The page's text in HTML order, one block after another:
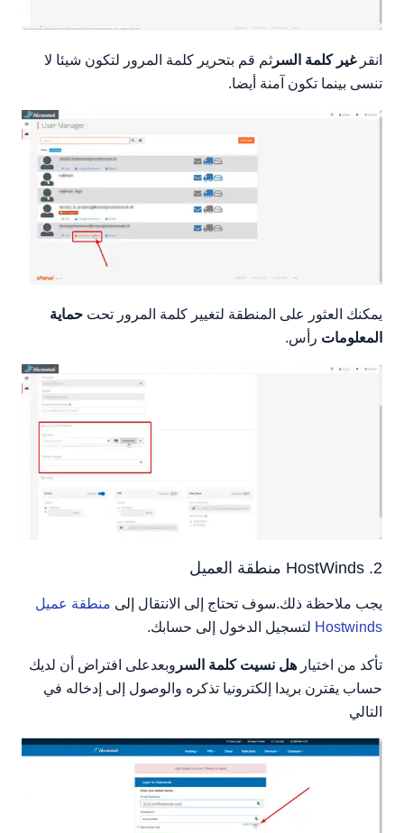
انقرغير كلمة السر ثم قم بتحرير كلمة المرور لتكون شيئا لا
تنسى بينما تكون آمنة أيضا.
يمكنك العثور على المنطقة لتغيير كلمة المرور تحت حماية
المعلومات رأس.
2. HostWinds منطقة العميل
يجب ملاحظة ذلك.سوف تحتاج إلى الانتقال إلى منطقة عميل
Hostwinds لتسجيل الدخول إلى حسابك.
تأكد من اختيار هل نسيت كلمة السر وبعدعلى افتراض أن لديك
حساب يقترن بريدا إلكترونيا تذكره والوصول إلى إدخاله في
التالي